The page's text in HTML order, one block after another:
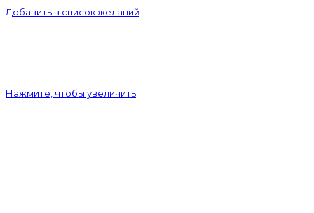
Добавить в список желаний
Нажмите, чтобы увеличить